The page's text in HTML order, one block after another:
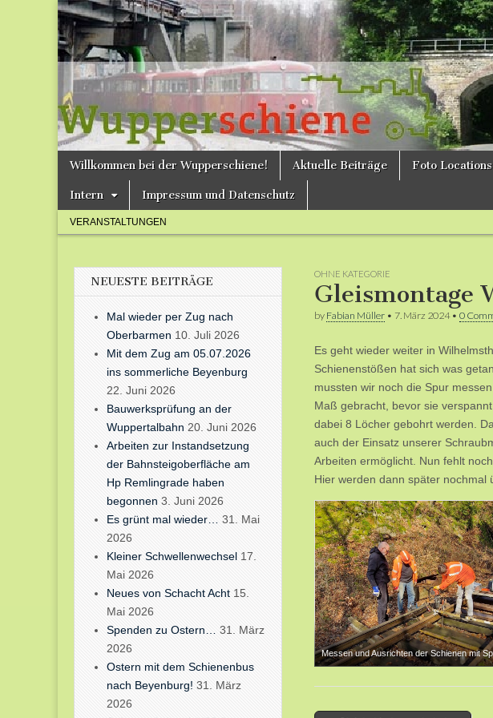
Bergische
Bahnen /
Förderverein
Wupperschiene
e.V.
Main
Skip
content
Willkommen bei der Wupperschiene! Aktuelle Beiträge Foto Locations
Intern Impressum und Datenschutz
Sub
menu
VERANSTALTUNGEN
OHNE KATEGORIE
Gleismontage
by Fabian Müller • 7. März 2024• 0
Es geht wieder weiter in
Schienenstößen hat sich was
mussten wir noch die Spur
Maß gebracht, bevor sie
dabei 8 Löcher gebohrt werden.
auch der Einsatz unserer
Arbeiten ermöglicht. Nun fehlt
Hier werden dann später nochmal
Messen und Ausrichten der Schienen mit
NEUESTE BEITRÄGE
Mal wieder per Zug nach
Oberbarmen 10. Juli 2026
Mit dem Zug am 05.07.2026
ins sommerliche Beyenburg
22. Juni 2026
Bauwerksprüfung an der
Wuppertalbahn 20. Juni 2026
Arbeiten zur Instandsetzung
der Bahnsteigoberfläche am
Hp Remlingrade haben
begonnen 3. Juni 2026
Es grünt mal wieder…
31. Mai
2026
Kleiner Schwellenwechsel 17.
Mai 2026
Neues von Schacht Acht 15.
Mai 2026
Spenden zu Ostern…
31. März
2026
Ostern mit dem Schienenbus
nach Beyenburg! 31. März
2026